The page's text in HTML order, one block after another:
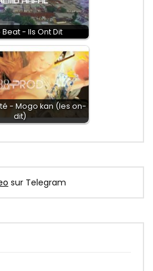
Beat - Ils Ont Dit
- Mogo kan (les on-
dit)
sur Telegram